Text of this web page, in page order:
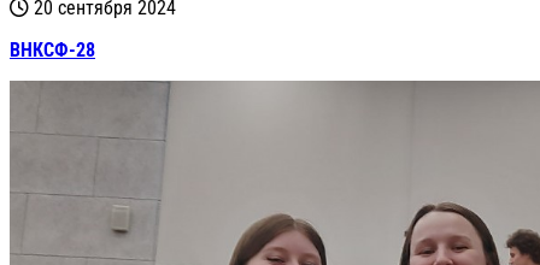
20 сентября 2024
ВНКСФ-28